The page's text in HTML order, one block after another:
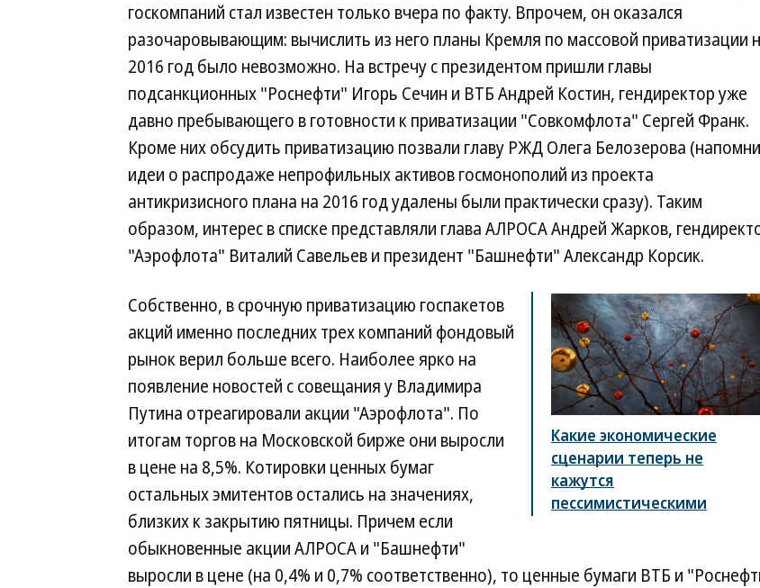
госкомпаний стал известен только вчера по факту. Впрочем, он оказался
разочаровывающим: вычислить из него планы Кремля по массовой приватизации
2016 год было невозможно. На встречу с президентом пришли главы
подсанкционных "Роснефти" Игорь Сечин и ВТБ Андрей Костин, гендиректор уже
давно пребывающего в готовности к приватизации "Совкомфлота" Сергей Франк.
Кроме них обсудить приватизацию позвали главу РЖД Олега Белозерова
идеи о распродаже непрофильных активов госмонополий из проекта
антикризисного плана на 2016 год удалены были практически сразу). Таким
образом, интерес в списке представляли глава АЛРОСА Андрей Жарков,
"Аэрофлота" Виталий Савельев и президент "Башнефти" Александр Корсик.
Какие экономические
сценарии теперь не
кажутся
пессимистическими
Собственно, в срочную приватизацию госпакетов
акций именно последних трех компаний фондовый
рынок верил больше всего. Наиболее ярко на
появление новостей с совещания у Владимира
Путина отреагировали акции "Аэрофлота". По
итогам торгов на Московской бирже они выросли
в цене на 8,5%. Котировки ценных бумаг
остальных эмитентов остались на значениях,
близких к закрытию пятницы. Причем если
обыкновенные акции АЛРОСА и "Башнефти"
выросли в цене (на 0,4% и 0,7% соответственно), то ценные бумаги ВТБ и